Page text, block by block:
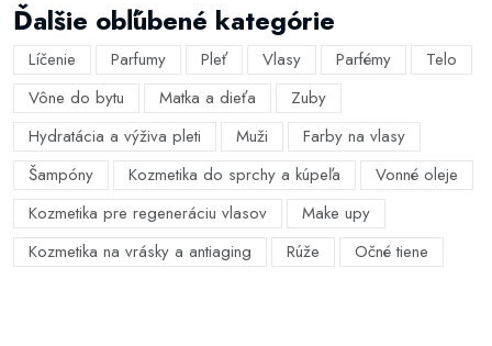
Ďalšie obľúbené kategórie
Líčenie Parfumy Pleť Vlasy Parfémy
Telo
Vône do bytu
Matka a dieťa
Zuby
Hydratácia a výživa pleti
Muži
Farby na vlasy
Šampóny
Kozmetika do sprchy a kúpeľa
Vonné oleje
Kozmetika pre regeneráciu vlasov
Make upy
Kozmetika na vrásky a antiaging
Rúže Očné tiene